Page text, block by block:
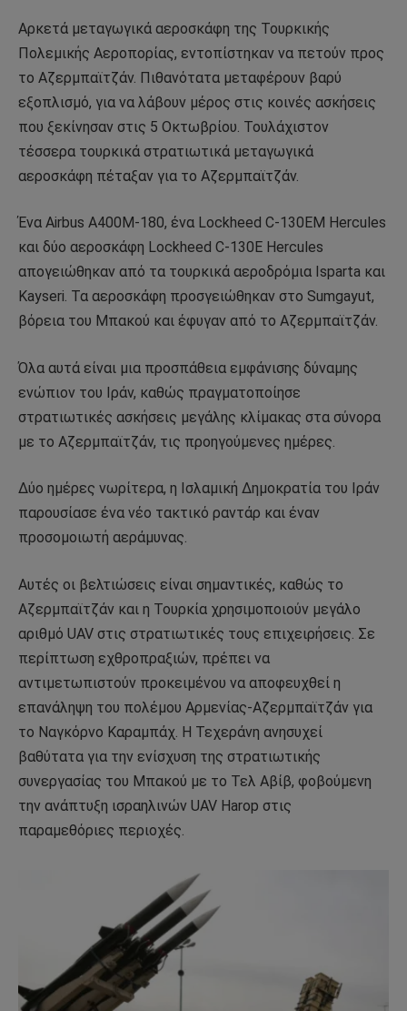
Αρκετά μεταγωγικά αεροσκάφη της Τουρκικής
Πολεμικής Αεροπορίας, εντοπίστηκαν να πετούν προς
το Αζερμπαϊτζάν. Πιθανότατα μεταφέρουν βαρύ
εξοπλισμό, για να λάβουν μέρος στις κοινές ασκήσεις
που ξεκίνησαν στις 5 Οκτωβρίου. Τουλάχιστον
τέσσερα τουρκικά στρατιωτικά μεταγωγικά
αεροσκάφη πέταξαν για το Αζερμπαϊτζάν.
Ένα Airbus A400M-180, ένα Lockheed C-130EM Hercules
και δύο αεροσκάφη Lockheed C-130E Hercules
απογειώθηκαν από τα τουρκικά αεροδρόμια Isparta και
Kayseri. Τα αεροσκάφη προσγειώθηκαν στο Sumgayut,
βόρεια του Μπακού και έφυγαν από το Αζερμπαϊτζάν.
Όλα αυτά είναι μια προσπάθεια εμφάνισης δύναμης
ενώπιον του Ιράν, καθώς πραγματοποίησε
στρατιωτικές ασκήσεις μεγάλης κλίμακας στα σύνορα
με το Αζερμπαϊτζάν, τις προηγούμενες ημέρες.
Δύο ημέρες νωρίτερα, η Ισλαμική Δημοκρατία του Ιράν
παρουσίασε ένα νέο τακτικό ραντάρ και έναν
προσομοιωτή αεράμυνας.
Αυτές οι βελτιώσεις είναι σημαντικές, καθώς το
Αζερμπαϊτζάν και η Τουρκία χρησιμοποιούν μεγάλο
αριθμό UAV στις στρατιωτικές τους επιχειρήσεις. Σε
περίπτωση εχθροπραξιών, πρέπει να
αντιμετωπιστούν προκειμένου να αποφευχθεί η
επανάληψη του πολέμου Αρμενίας-Αζερμπαϊτζάν για
το Ναγκόρνο Καραμπάχ. Η Τεχεράνη ανησυχεί
βαθύτατα για την ενίσχυση της στρατιωτικής
συνεργασίας του Μπακού με το Τελ Αβίβ, φοβούμενη
την ανάπτυξη ισραηλινών UAV Harop στις
παραμεθόριες περιοχές.